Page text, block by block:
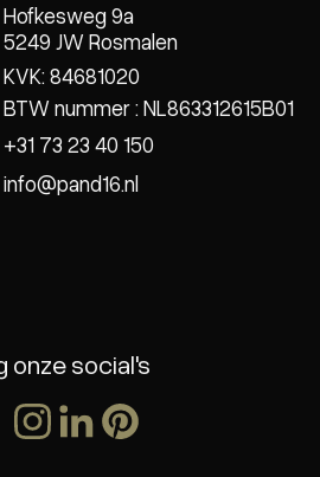
Hofkesweg 9a
5249 JW Rosmalen
KVK: 84681020
BTW nummer : NL863312615B01
+31 73 23 40 150
info@pand16.nl
onze social's